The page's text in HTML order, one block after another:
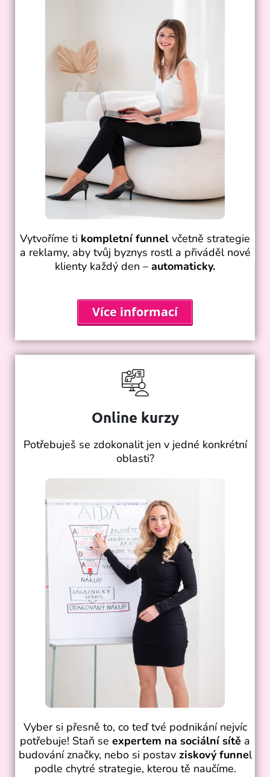
Vytvoříme ti kompletní funnel včetně strategie
a reklamy, aby tvůj byznys rostl a přiváděl nové
klienty každý den – automaticky.
Více informací
Online kurzy
Potřebuješ se zdokonalit jen v jedné konkrétní
oblasti?
Vyber si přesně to, co teď tvé podnikání nejvíc
potřebuje! Staň se expertem na sociální sítě a
budování značky, nebo si postav ziskový funnel
podle chytré strategie, kterou tě naučíme.